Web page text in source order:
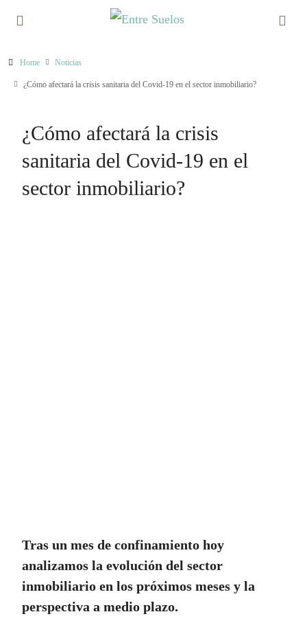
Home Noticias
¿Cómo afectará la crisis sanitaria del Covid-19 en el sector inmobiliario?
¿Cómo afectará la crisis
sanitaria del Covid-19 en el
sector inmobiliario?
Tras un mes de confinamiento hoy
analizamos la evolución del sector
inmobiliario en los próximos meses y la
perspectiva a medio plazo.